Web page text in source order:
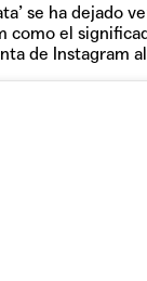
se ha dejado
como el
de Instagram